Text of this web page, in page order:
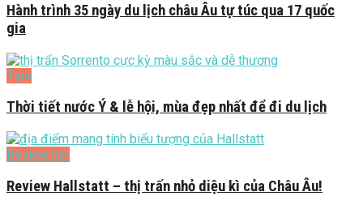
Hành trình 35 ngày du lịch châu Âu tự túc qua 17 quốc
gia
Tips
Thời tiết nước Ý & lễ hội, mùa đẹp nhất để đi du lịch
Review nè!
Review Hallstatt – thị trấn nhỏ diệu kì của Châu Âu!